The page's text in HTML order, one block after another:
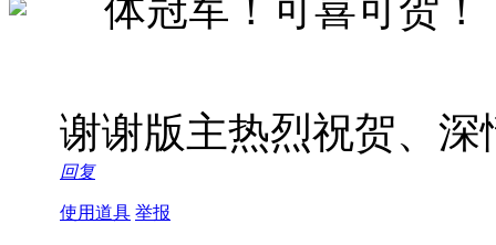
体冠军！可喜可贺！
谢谢版主热烈祝贺、深
回复
使用道具 举报